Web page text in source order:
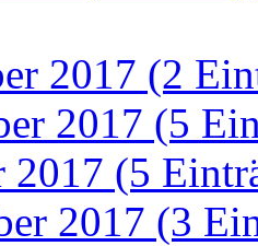
2017 (2
2017 (5
2017 (5
2017 (3